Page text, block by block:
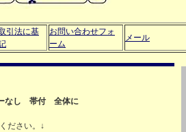
引法に基
お問い合わせフォ
ーム
メール
なし 帯付 全体に
ださい。↓